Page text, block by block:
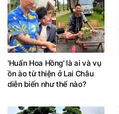
'Huấn Hoa Hồng' là ai và vụ
ồn ào từ thiện ở Lai Châu
diễn biến như thế nào?